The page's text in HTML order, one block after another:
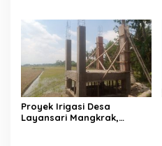
Kecamatan Sumbang
Kabupaten Banyumas Tuai
​Proyek Irigasi Desa
Layansari Mangkrak,